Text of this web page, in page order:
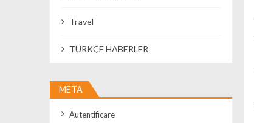
Travel
TÜRKÇE HABERLER
META
Autentificare